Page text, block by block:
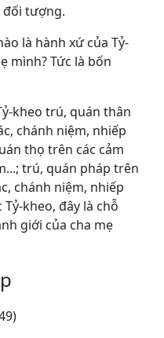
đối tượng.
là hành xứ của Tỷ-
mình? Tức là bốn
kheo trú, quán thân
chánh niệm, nhiếp
thọ trên các cảm
trú, quán pháp trên
chánh niệm, nhiếp
kheo, đây là chỗ
giới của cha mẹ